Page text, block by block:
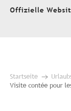
AllerOffizielle
Startseite
Visite contée pour